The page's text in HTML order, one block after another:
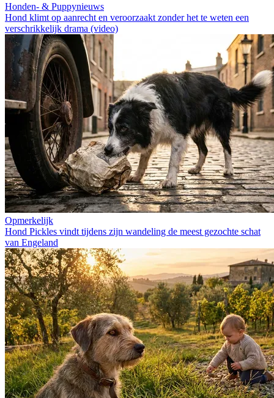
Honden- & Puppynieuws
Hond klimt op aanrecht en veroorzaakt zonder het te weten een
verschrikkelijk drama (video)
Opmerkelijk
Hond Pickles vindt tijdens zijn wandeling de meest gezochte schat
van Engeland